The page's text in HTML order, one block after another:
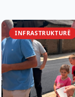
INFRASTRUKTURË